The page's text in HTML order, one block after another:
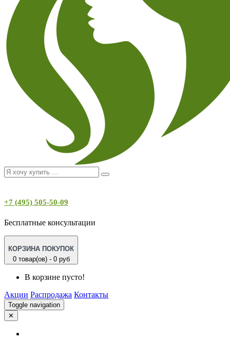
+7 (495) 505-50-09
Бесплатные консультации
КОРЗИНА ПОКУПОК
0 товар(ов) - 0 руб
В корзине пусто!
Акции Распродажа Контакты
Toggle navigation
✕